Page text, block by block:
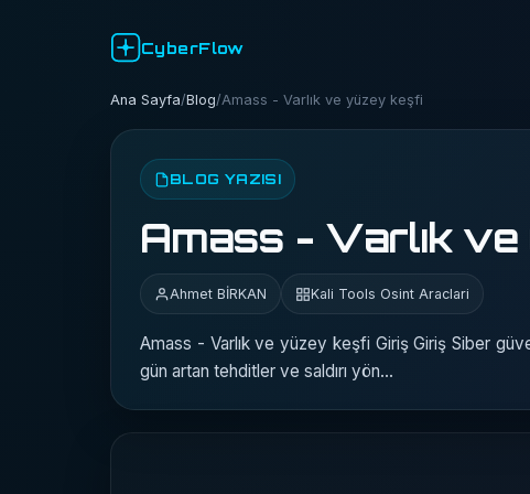
CyberFlow
Ana Sayfa/Blog/Amass - Varlık ve yüzey keşfi
BLOG YAZISI
Amass - Varlık
Ahmet BİRKAN Kali Tools Osint Araclari
Amass - Varlık ve yüzey keşfi Giriş Giriş Siber
gün artan tehditler ve saldırı yön…